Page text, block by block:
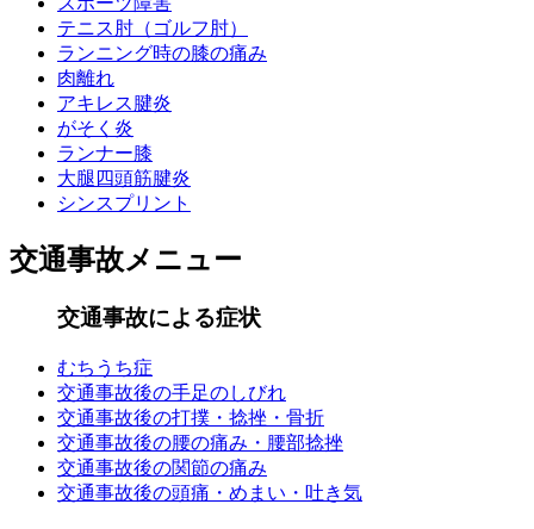
テニス肘（ゴルフ肘）
ランニング時の膝の痛み
肉離れ
アキレス腱炎
がそく炎
ランナー膝
大腿四頭筋腱炎
シンスプリント
交通事故メニュー
交通事故による症状
むちうち症
交通事故後の手足のしびれ
交通事故後の打撲・捻挫・骨折
交通事故後の腰の痛み・腰部捻挫
交通事故後の関節の痛み
交通事故後の頭痛・めまい・吐き気